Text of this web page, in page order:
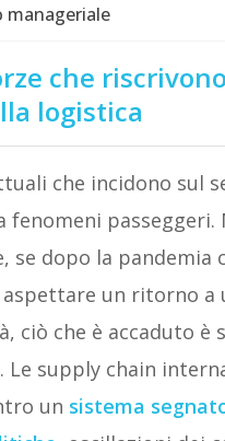
manageriale
che
logistica
che incidono sul
fenomeni passeggeri.
se dopo la pandemia
un ritorno a
ciò che è accaduto è
Le supply chain
un sistema